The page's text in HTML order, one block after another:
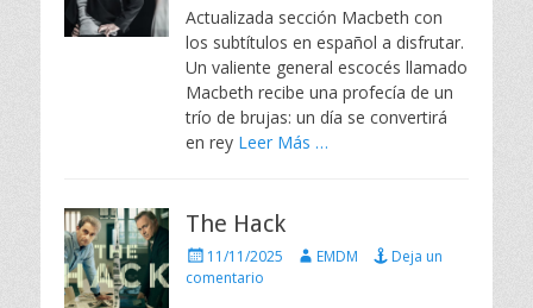
l
i
c
a
d
o
e
o
Actualizada sección Macbeth con
los subtítulos en español a disfrutar.
Un valiente general escocés llamado
Macbeth recibe una profecía de un
trío de brujas: un día se convertirá
en rey Leer Más …
The Hack
P
u
11/11/2025
A
EMDM
Deja un
comentario